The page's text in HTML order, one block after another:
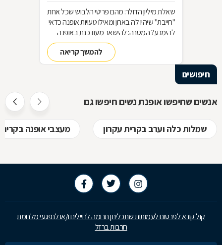
שאלת מיליון הדולר: מהם פריטי הלבוש שכל אחת
"חייבת" שיהיו לה בארון ומאילו טעויות אופנה כדאי
להימנע? המטרה: להישאר מעודכנת באופנה
מבלי להחליף מלתחה שלמה כל עונה האמצעי:
להמשך קריאה
חיפושים
אנשים שחיפשו אופנת נשים חיפשו גם
שמלות כלה וערב בקרית עקרון מעצבי אופנה בקרית
קול קורא לפרסום לעמותות שתכליתן תרומה לחיילים ו/או לנפגעי מלחמת
חרבות ברזל